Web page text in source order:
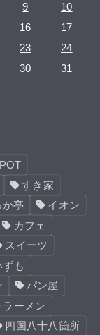
9
10
16
17
23
24
30
31
すき家
か亭
イオン
カフェ
スイーツ
ずも
パン屋
ラーメン
四国八十八箇所